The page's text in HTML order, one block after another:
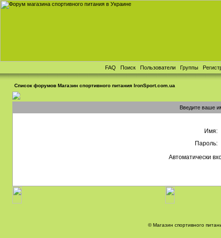
FAQ Поиск Пользователи Группы
Список форумов Магазин спортивного питания IronSport.com.ua
Введите ваше
Имя:
Пароль:
Автоматически
© Магазин спортивного